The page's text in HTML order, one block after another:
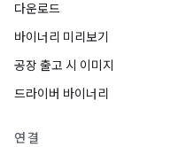
다운로드
바이너리 미리보기
공장 출고 시 이미지
드라이버 바이너리
연결